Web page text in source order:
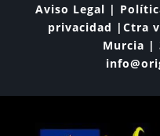
Aviso Legal |
privacidad |Ctra
Murcia |